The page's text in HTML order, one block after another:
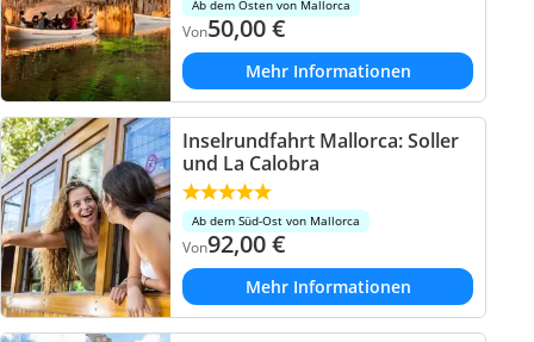
Ab dem Osten von Mallorca
Von50,00€
Mehr Informationen
Inselrundfahrt Mallorca: Soller
und La Calobra
Ab dem Süd-Ost von Mallorca
Von92,00€
Mehr Informationen